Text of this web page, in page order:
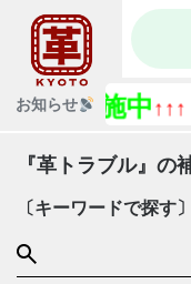
お知らせ
施中↑↑↑ 『今
『革トラブル』の
〔キーワードで探す〕